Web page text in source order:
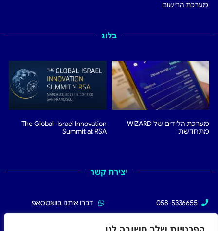
מערכת הרישום
בלוג
מערכת הלידים של WIZARD
מתחדשת
The Global–Israel Innovation
Summit at RSA
יצירת קשר
058-5336655
דברו איתנו בוואטסאפ